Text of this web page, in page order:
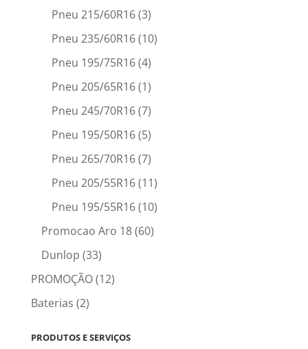
Pneu 215/60R16(3)
Pneu 235/60R16(10)
Pneu 195/75R16(4)
Pneu 205/65R16(1)
Pneu 245/70R16(7)
Pneu 195/50R16(5)
Pneu 265/70R16(7)
Pneu 205/55R16(11)
Pneu 195/55R16(10)
Promocao Aro 18(60)
Dunlop (33)
PROMOÇÃO(12)
Baterias (2)
PRODUTOS E SERVIÇOS